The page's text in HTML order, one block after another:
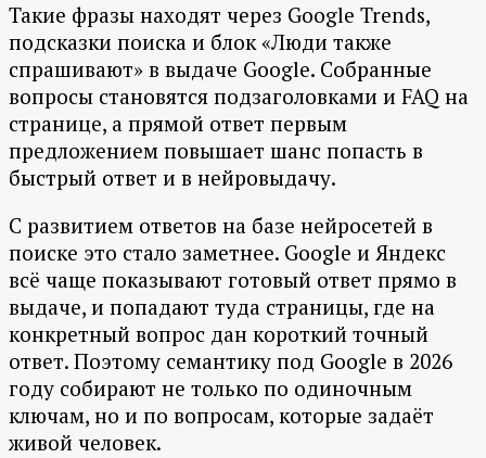
Такие фразы находят через Google Trends,
подсказки поиска и блок «Люди также
спрашивают» в выдаче Google. Собранные
вопросы становятся подзаголовками и FAQ на
странице, а прямой ответ первым
предложением повышает шанс попасть в
быстрый ответ и в нейровыдачу.
С развитием ответов на базе нейросетей в
поиске это стало заметнее. Google и Яндекс
всё чаще показывают готовый ответ прямо в
выдаче, и попадают туда страницы, где на
конкретный вопрос дан короткий точный
ответ. Поэтому семантику под Google в 2026
году собирают не только по одиночным
ключам, но и по вопросам, которые задаёт
живой человек.